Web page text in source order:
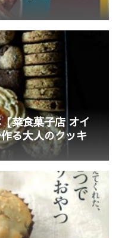
菜食菓子店 オイ
る大人のクッキ